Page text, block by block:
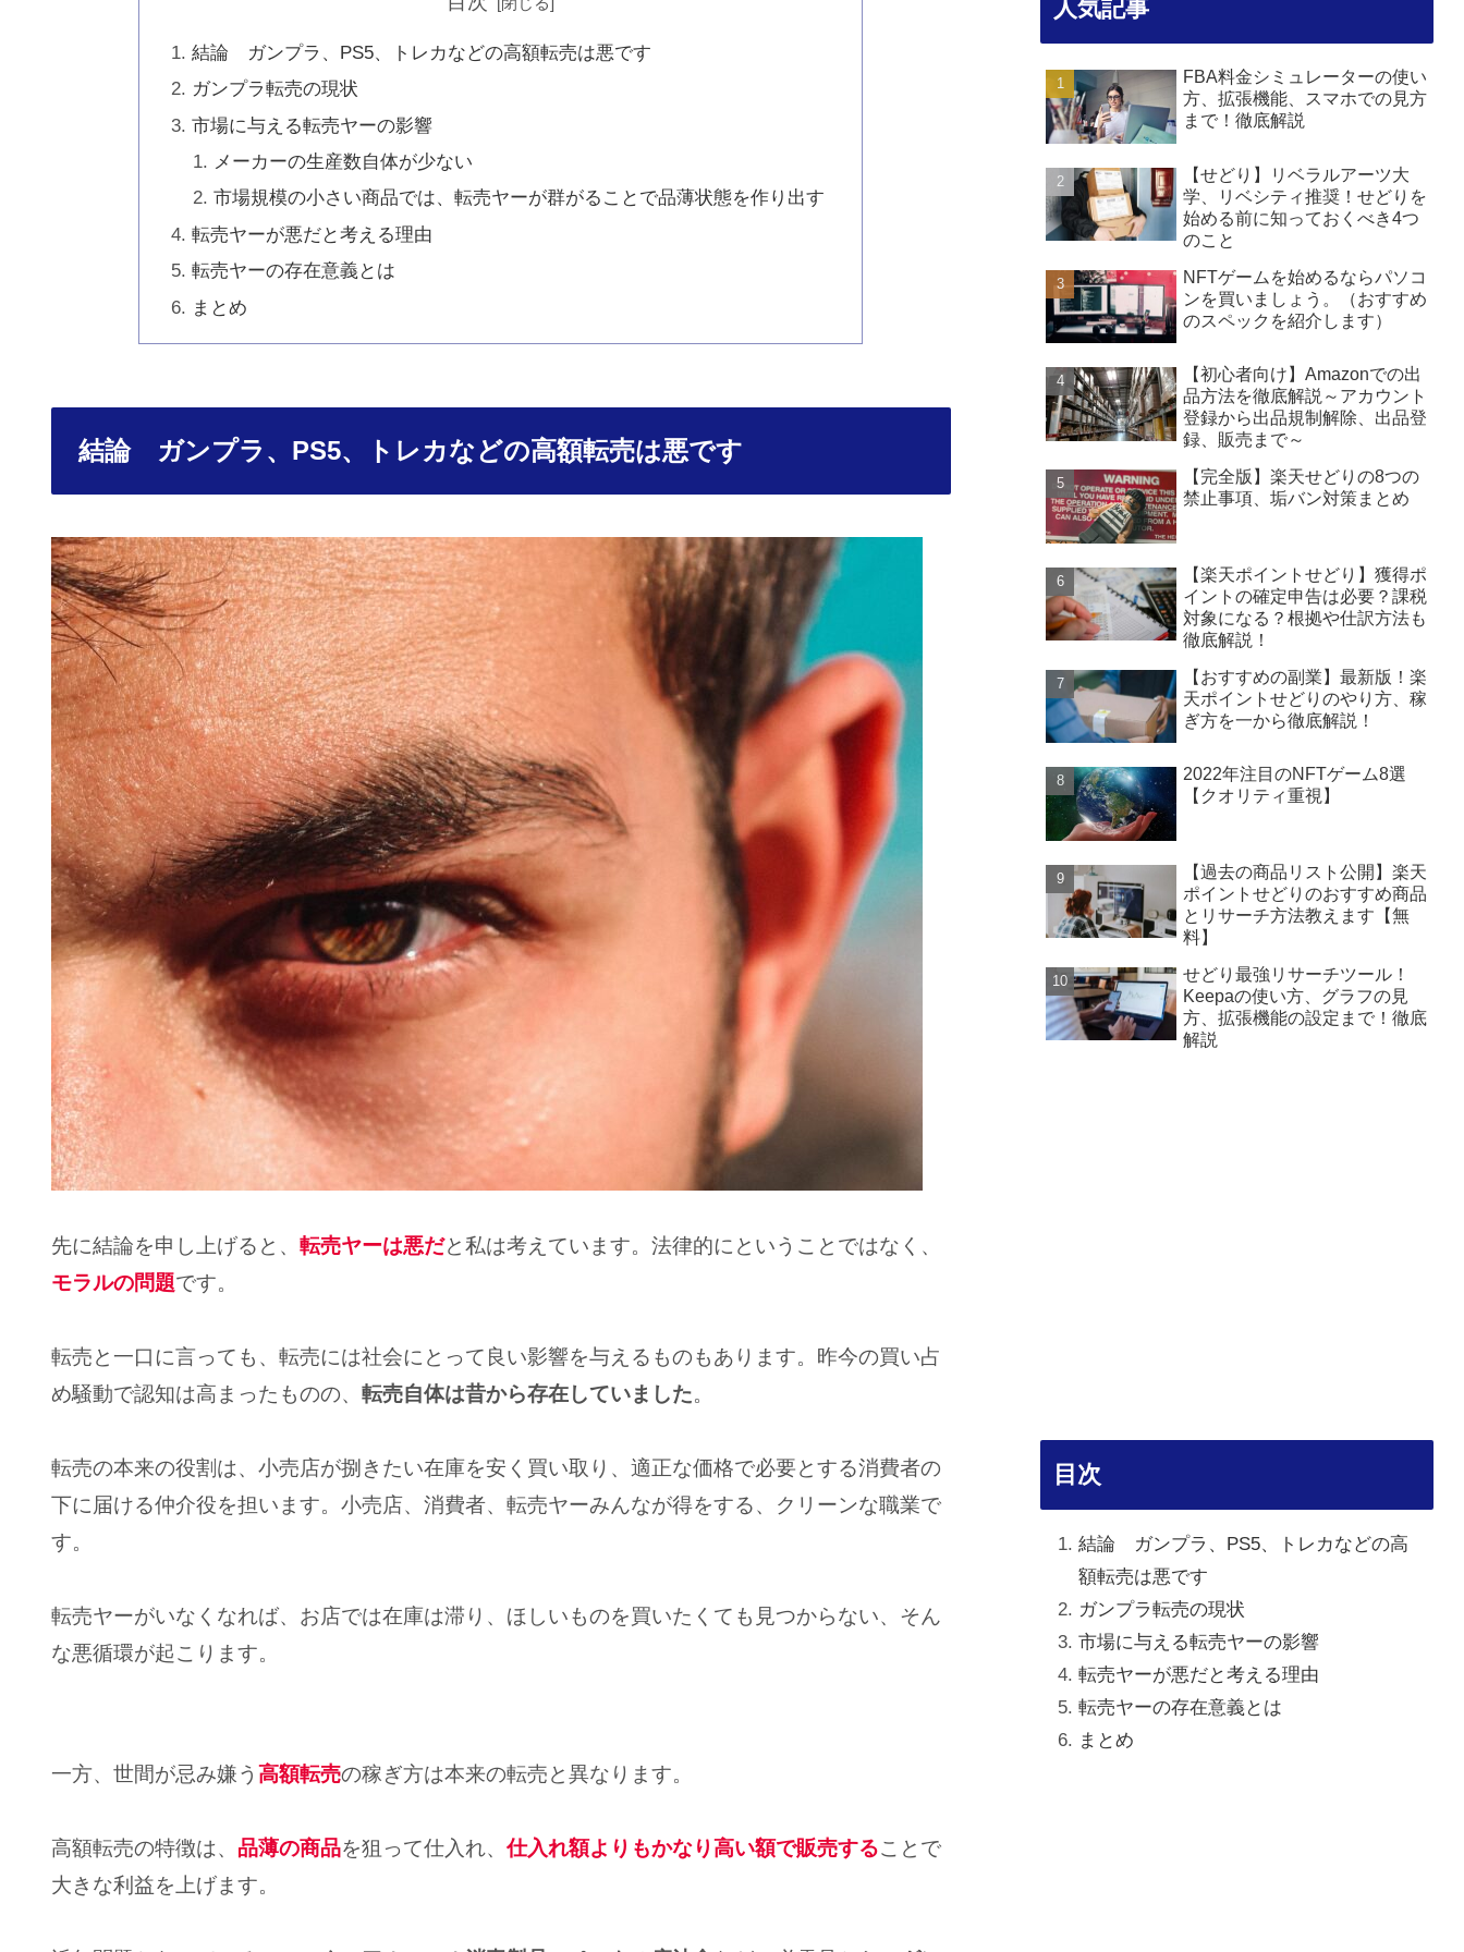
結論 ガンプラ、PS5、トレカなどの高額転売は悪です
ガンプラ転売の現状
市場に与える転売ヤーの影響
メーカーの生産数自体が少ない
市場規模の小さい商品では、転売ヤーが群がることで品薄状態を作り出す
転売ヤーが悪だと考える理由
転売ヤーの存在意義とは
まとめ
結論 ガンプラ、PS5、トレカなどの高額転売は悪です
先に結論を申し上げると、 転売ヤーは悪だと私は考えています。法律的にということではなく、
モラルの問題です。
転売と一口に言っても、転売には社会にとって良い影響を与えるものもあります。昨今の買い占
め騒動で認知は高まったものの、 転売自体は昔から存在していました。
転売の本来の役割は、小売店が捌きたい在庫を安く買い取り、適正な価格で必要とする消費者の
下に届ける仲介役を担います。小売店、消費者、転売ヤーみんなが得をする、クリーンな職業で
す。
転売ヤーがいなくなれば、お店では在庫は滞り、ほしいものを買いたくても見つからない、そん
な悪循環が起こります。
一方、世間が忌み嫌う 高額転売の稼ぎ方は本来の転売と異なります。
高額転売の特徴は、 品薄の商品を狙って仕入れ、 仕入れ額よりもかなり高い額で販売することで
大きな利益を上げます。
人気記事
FBA料金シミュレーターの使い
方、拡張機能、スマホでの見方
まで！徹底解説
【せどり】リベラルアーツ大
学、リベシティ推奨！せどりを
始める前に知っておくべき4つ
のこと
NFTゲームを始めるならパソコ
ンを買いましょう。（おすすめ
のスペックを紹介します）
【初心者向け】Amazonでの出
品方法を徹底解説～アカウント
登録から出品規制解除、出品登
録、販売まで～
【完全版】楽天せどりの8つの
禁止事項、垢バン対策まとめ
【楽天ポイントせどり】獲得ポ
イントの確定申告は必要？課税
対象になる？根拠や仕訳方法も
徹底解説！
【おすすめの副業】最新版！楽
天ポイントせどりのやり方、稼
ぎ方を一から徹底解説！
2022年注目のNFTゲーム8選
【クオリティ重視】
【過去の商品リスト公開】楽天
ポイントせどりのおすすめ商品
とリサーチ方法教えます【無
料】
せどり最強リサーチツール！
Keepaの使い方、グラフの見
方、拡張機能の設定まで！徹底
解説
目次
結論 ガンプラ、PS5、トレカなどの高
額転売は悪です
ガンプラ転売の現状
市場に与える転売ヤーの影響
転売ヤーが悪だと考える理由
転売ヤーの存在意義とは
まとめ